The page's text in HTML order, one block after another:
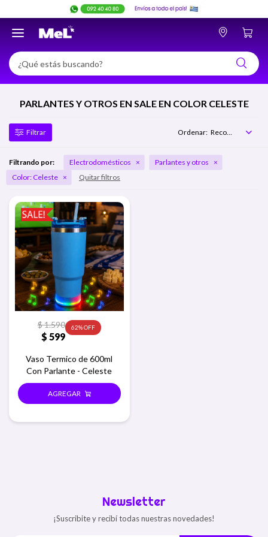

PARLANTES Y OTROS EN SALE EN COLOR CELESTE
Recomendados
Filtrando por: Electrodomésticos
Parlantes y otros
Color: Celeste Quitar filtros
$ 599
$1.590 62
Vaso Termico de 600ml
Con Parlante - Celeste
Newsletter
¡Suscribite y recibí todas nuestras novedades!